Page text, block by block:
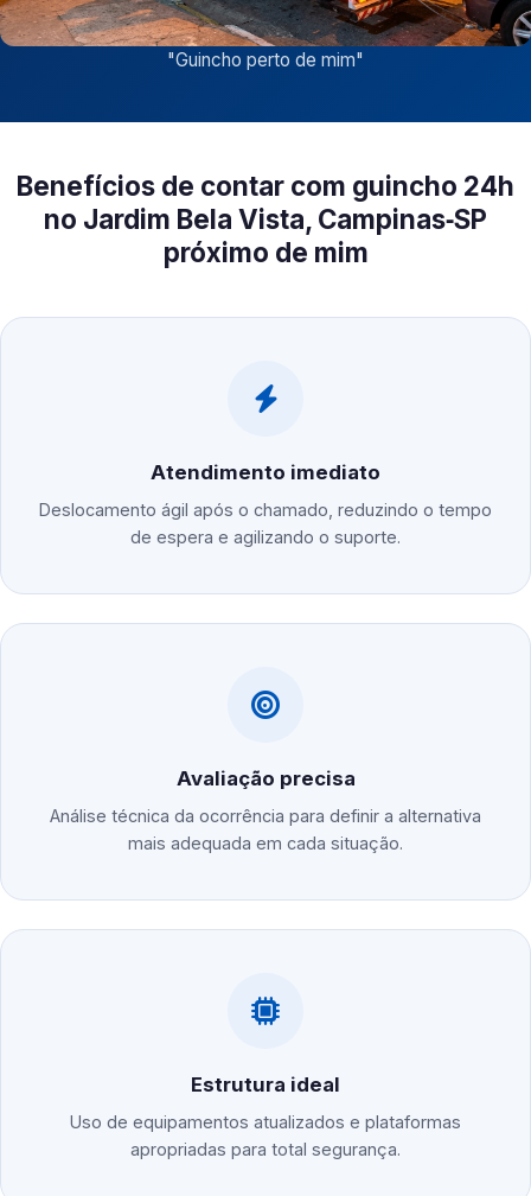
"Guincho perto de mim"
Benefícios de contar com guincho 24h
no Jardim Bela Vista, Campinas‑SP
próximo de mim
Atendimento imediato
Deslocamento ágil após o chamado, reduzindo o tempo
de espera e agilizando o suporte.
Avaliação precisa
Análise técnica da ocorrência para definir a alternativa
mais adequada em cada situação.
Estrutura ideal
Uso de equipamentos atualizados e plataformas
apropriadas para total segurança.